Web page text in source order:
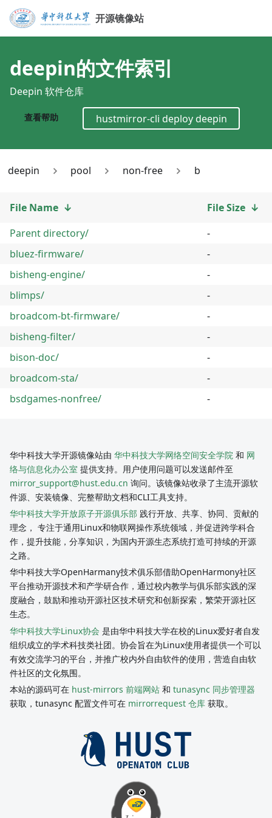
开源镜像站
deepin的文件索引
Deepin 软件仓库
查看帮助 hustmirror-cli deploy deepin
deepin pool non-free b
File Name ↓ File Size ↓
Parent directory/
-
bluez-firmware/
-
bisheng-engine/
-
blimps/
-
broadcom-bt-firmware/
-
bisheng-filter/
-
bison-doc/
-
broadcom-sta/
-
bsdgames-nonfree/
-
华中科技大学开源镜像站由 华中科技大学网络空间安全学院 和 网
络与信息化办公室 提供支持。用户使用问题可以发送邮件至
mirror_support@hust.edu.cn 询问。该镜像站收录了主流开源软
件源、安装镜像、完整帮助文档和CLI工具支持。
华中科技大学开放原子开源俱乐部 践行开放、共享、协同、贡献的
理念， 专注于通用Linux和物联网操作系统领域，并促进跨学科合
作，提升技能，分享知识，为国内开源生态系统打造可持续的开源
之路。
华中科技大学OpenHarmany技术俱乐部借助OpenHarmony社区
平台推动开源技术和产学研合作，通过校内教学与俱乐部实践的深
度融合，鼓励和推动开源社区技术研究和创新探索，繁荣开源社区
生态。
华中科技大学Linux协会 是由华中科技大学在校的Linux爱好者自发
组织成立的学术科技类社团。协会旨在为Linux使用者提供一个可以
有效交流学习的平台，并推广校内外自由软件的使用，营造自由软
件社区的文化氛围。
本站的源码可在 hust-mirrors 前端网站 和 tunasync 同步管理器
获取，tunasync 配置文件可在 mirrorrequest 仓库 获取。